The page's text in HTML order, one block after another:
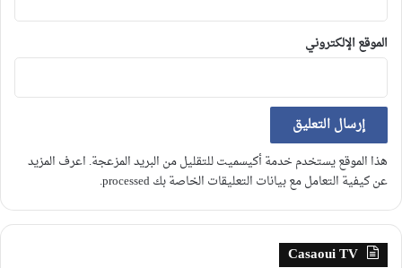
الموقع الإلكتروني
هذا الموقع يستخدم خدمة أكيسميت للتقليل من البريد المزعجة. اعرف المزيد
عن كيفية التعامل مع بيانات التعليقات الخاصة بك processed
.
Casaoui TV